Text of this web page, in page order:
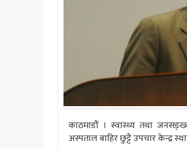
काठमाडौं । स्वास्थ्य तथा
अस्पताल बाहिर छुट्टै उपचार केन्द्र